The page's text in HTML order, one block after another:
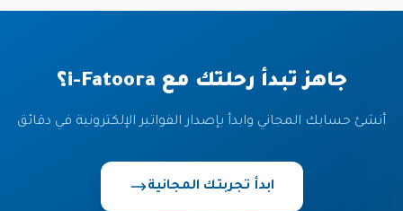
جاهز تبدأ رحلتك مع i-Fatoora؟
أنشئ حسابك المجاني وابدأ بإصدار الفواتير الإلكترونية في دقائق
ابدأ تجربتك المجانية